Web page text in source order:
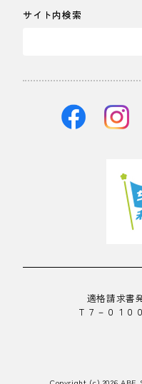
サイト内検索
適格請求書
Ｔ７－０１０